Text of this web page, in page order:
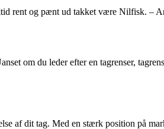
rent og pænt ud takket være Nilfisk. –
om du leder efter en tagrenser,
af dit tag. Med en stærk position på